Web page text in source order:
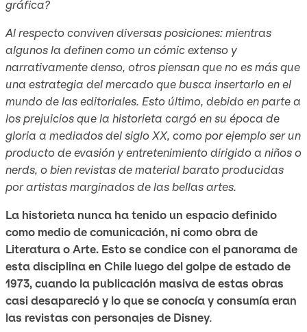
gráfica?
Al respecto conviven diversas posiciones: mientras
algunos la definen como un cómic extenso y
narrativamente denso, otros piensan que no es más que
una estrategia del mercado que busca insertarlo en el
mundo de las editoriales. Esto último, debido en parte a
los prejuicios que la historieta cargó en su época de
gloria a mediados del siglo XX, como por ejemplo ser un
producto de evasión y entretenimiento dirigido a niños o
nerds, o bien revistas de material barato producidas
por artistas marginados de las bellas artes.
La historieta nunca ha tenido un espacio definido
como medio de comunicación, ni como obra de
Literatura o Arte. Esto se condice con el panorama de
esta disciplina en Chile luego del golpe de estado de
1973, cuando la publicación masiva de estas obras
casi desapareció y lo que se conocía y consumía eran
las revistas con personajes de Disney.